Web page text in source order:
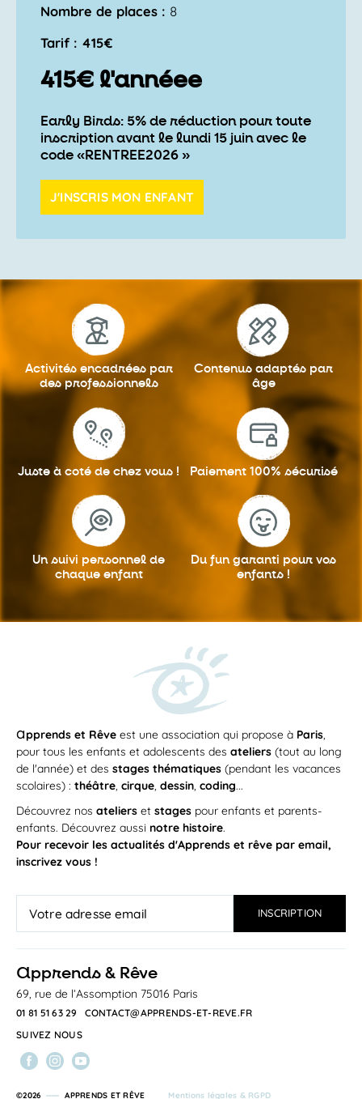
Nombre de places : 8
Tarif : 415€
415€ l'annéee
Early Birds: 5% de réduction pour toute
inscription avant le lundi 15 juin avec le
code «RENTREE2026 »
J'INSCRIS MON ENFANT
Activités encadrées par
des professionnels
Contenus adaptés par
âge
Juste à coté de chez vous ! Paiement 100% sécurisé
Un suivi personnel de
chaque enfant
Du fun garanti pour vos
enfants !
apprends et Rêve est une association qui propose à Paris,
pour tous les enfants et adolescents des ateliers (tout au long
de l'année) et des stages thématiques (pendant les vacances
scolaires) : théâtre, cirque, dessin, coding...
Découvrez nos ateliers et stages pour enfants et parents-
enfants. Découvrez aussi notre histoire.
Pour recevoir les actualités d'Apprends et rêve par email,
inscrivez vous !
apprends & Rêve
69, rue de l’Assomption 75016 Paris
01 81 51 63 29
CONTACT@APPRENDS-ET-REVE.FR
SUIVEZ NOUS
©2026 APPRENDS ET RÊVE Mentions légales & RGPD